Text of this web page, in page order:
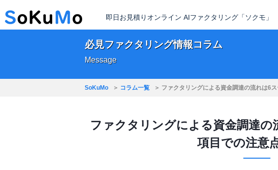
即日お見積りオンライン AIファクタリング「ソクモ」
必見ファクタリング情報コラム
Message
SoKuMo コラム一覧 ファクタリングによる資金調達の流れは6
ファクタリングによる資金調達
項目での注意